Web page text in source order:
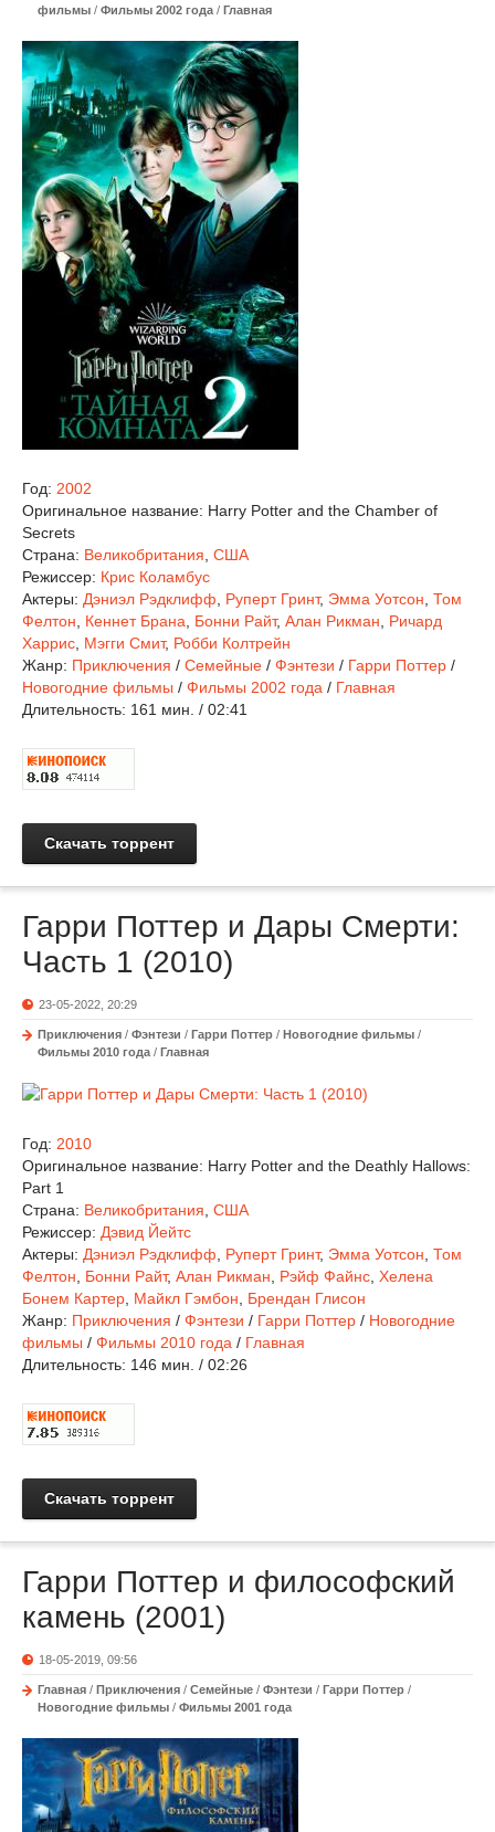
фильмы / Фильмы 2002 года / Главная
Год: 2002
Оригинальное название: Harry Potter and the Chamber of
Secrets
Страна: Великобритания США
Режиссер: Крис Коламбус
Актеры: Дэниэл Рэдклифф Руперт Гринт, Эмма Уотсон Том
Фелтон
Кеннет Брана Бонни Райт, Алан Рикман
Ричард
Харрис Мэгги Смит, Робби Колтрейн
Жанр: Приключения / Семейные / Фэнтези / Гарри Поттер /
Новогодние фильмы / Фильмы 2002 года / Главная
Длительность: 161 мин. / 02:41
Скачать торрент
Гарри Поттер и Дары Смерти:
Часть 1 (2010)
23-05-2022, 20:29
Приключения / Фэнтези / Гарри Поттер / Новогодние фильмы /
Фильмы 2010 года / Главная
Год: 2010
Оригинальное название: Harry Potter and the Deathly Hallows:
Part 1
Страна: Великобритания США
Режиссер: Дэвид Йейтс
Актеры: Дэниэл Рэдклифф Руперт Гринт, Эмма Уотсон Том
Фелтон
Бонни Райт, Алан Рикман Рэйф Файнс Хелена
Бонем Картер Майкл Гэмбон
Брендан Глисон
Жанр: Приключения / Фэнтези / Гарри Поттер / Новогодние
фильмы / Фильмы 2010 года / Главная
Длительность: 146 мин. / 02:26
Скачать торрент
Гарри Поттер и философский
камень (2001)
18-05-2019, 09:56
Главная / Приключения / Семейные / Фэнтези / Гарри Поттер /
Новогодние фильмы / Фильмы 2001 года